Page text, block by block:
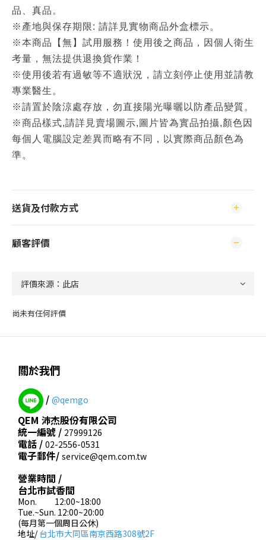
品、真品。
※產地與保存期限: 請詳見實物商品外盒標示。
※本商品【無】試用服務！使用後之商品，因個人衛生
考量，無法提供退換貨作業！
※使用後若有過敏等不適狀況，請立刻停止使用並請教
專業醫生。
※請置於陰涼處存放，勿直接陽光曝曬以防產品變質。
※商品樣式,請詳見賣場圖示,圖片皆為實品拍攝,顏色因
每個人電腦設定差異而略有不同，以實際商品顏色為
準。
送貨及付款方式
顧客評價
尚未有任何評價
關於我們
/ @qemgo
QEM 沛杰股份有限公司
統一編號 / 27999126
電話 / 02-2556-0531
電子郵件/ service@qem.com.tw
營業時間 /
台北市試香間
Mon. 12:00~18:00
Tue.~Sun. 12:00~20:00
(每月第一個周日公休)
地址/台北市大同區南京西路308號2F